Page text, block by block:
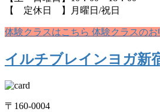
【 定休日 】月曜日/祝日
体験クラスはこちら 体験クラスの
イルチブレインヨガ新
〒160-0004